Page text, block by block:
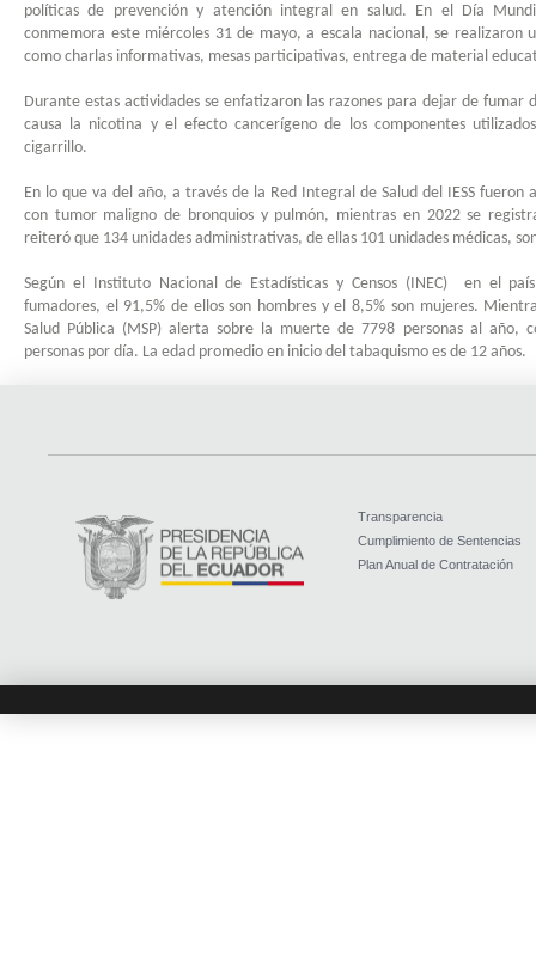
políticas de prevención y atención integral en salud. En el Día
conmemora este miércoles 31 de mayo, a escala nacional, se realizaron
como charlas informativas, mesas participativas, entrega de material
Durante estas actividades se enfatizaron las razones para dejar de fumar
causa la nicotina y el efecto cancerígeno de los componentes
cigarrillo.
En lo que va del año, a través de la Red Integral de Salud del IESS fueron
con tumor maligno de bronquios y pulmón, mientras en 2022 se
reiteró que 134 unidades administrativas, de ellas 101 unidades médicas,
Según el Instituto Nacional de Estadísticas y Censos (INEC)
en el
fumadores, el 91,5% de ellos son hombres y el 8,5% son mujeres.
Salud Pública (MSP) alerta sobre la muerte de 7798 personas al año,
personas por día. La edad promedio en inicio del tabaquismo es de 12 años.
Transparencia
Cumplimiento de Sentencias
Plan Anual de Contratación